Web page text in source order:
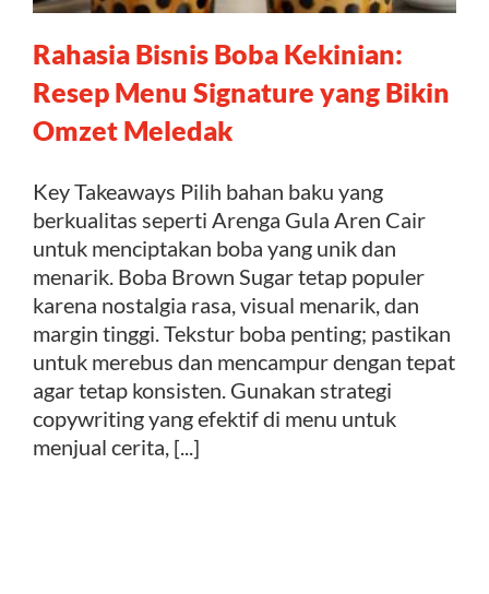
Kontak
Rahasia Bisnis Boba Kekinian:
Resep Menu Signature yang Bikin
Omzet Meledak
Key Takeaways Pilih bahan baku yang
berkualitas seperti Arenga Gula Aren Cair
untuk menciptakan boba yang unik dan
menarik. Boba Brown Sugar tetap populer
karena nostalgia rasa, visual menarik, dan
margin tinggi. Tekstur boba penting; pastikan
untuk merebus dan mencampur dengan tepat
agar tetap konsisten. Gunakan strategi
copywriting yang efektif di menu untuk
menjual cerita, [...]